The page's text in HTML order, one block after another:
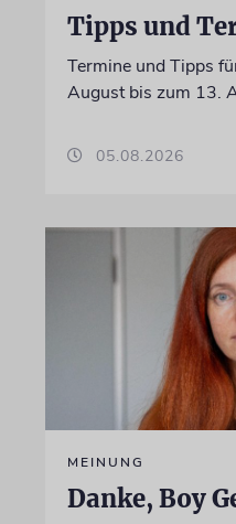
Tipps und
Termine und Tipps
August bis zum 13.
05.08.2026
MEINUNG
Danke, Boy